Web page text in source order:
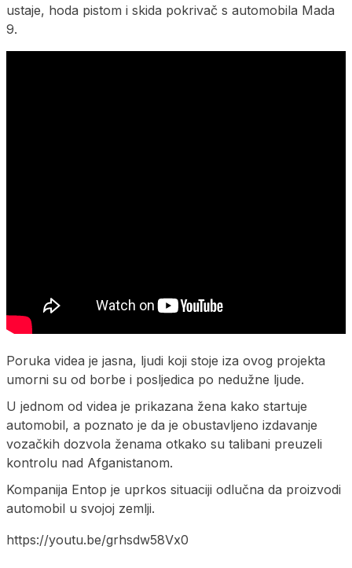
ustaje, hoda pistom i skida pokrivač s automobila Mada
9.
Poruka videa je jasna, ljudi koji stoje iza ovog projekta
umorni su od borbe i posljedica po nedužne ljude.
U jednom od videa je prikazana žena kako startuje
automobil, a poznato je da je obustavljeno izdavanje
vozačkih dozvola ženama otkako su talibani preuzeli
kontrolu nad Afganistanom.
Kompanija Entop je uprkos situaciji odlučna da proizvodi
automobil u svojoj zemlji.
https://youtu.be/grhsdw58Vx0